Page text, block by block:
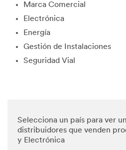
edge and
agree
personal
data will
processe
parties in
accordan
ce with
3M's
Marca Comercial
Electrónica
Energía
Gestión de Instalaciones
Seguridad Vial
Selecciona un país para ver
distribuidores que venden
y Electrónica